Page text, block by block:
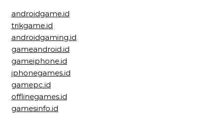
androidgame.id
trikgame.id
androidgaming.id
gameandroid.id
gameiphone.id
iphonegames.id
gamepc.id
offlinegames.id
gamesinfo.id